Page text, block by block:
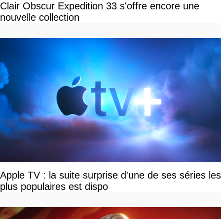
Clair Obscur Expedition 33 s'offre encore une
nouvelle collection
Apple TV : la suite surprise d'une de ses séries les
plus populaires est dispo